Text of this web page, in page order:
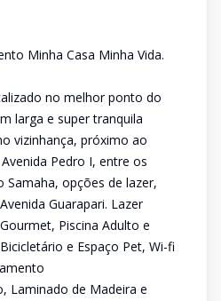
Minha Casa Minha Vida.
no melhor ponto do
larga e super tranquila
vizinhança, próximo ao
Pedro I, entre os
Samaha, opções de lazer,
Guarapari. Lazer
Piscina Adulto e
e Espaço Pet, Wi-fi
Laminado de Madeira e